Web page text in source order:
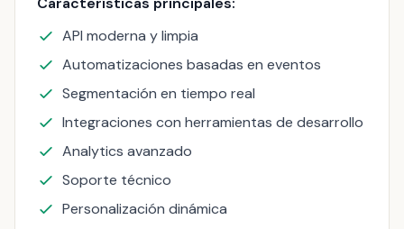
API moderna y limpia
Automatizaciones basadas en eventos
Segmentación en tiempo real
Integraciones con herramientas de desarrollo
Analytics avanzado
Soporte técnico
Personalización dinámica